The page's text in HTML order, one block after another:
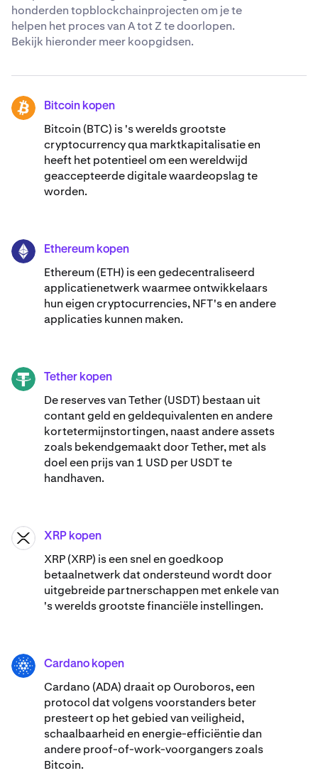
honderden topblockchainprojecten om je te
helpen het proces van A tot Z te doorlopen.
Bekijk hieronder meer koopgidsen.
BTC Bitcoin kopen
Bitcoin (BTC) is 's werelds grootste
cryptocurrency qua marktkapitalisatie en
heeft het potentieel om een wereldwijd
geaccepteerde digitale waardeopslag te
worden.
ETH Ethereum kopen
Ethereum (ETH) is een gedecentraliseerd
applicatienetwerk waarmee ontwikkelaars
hun eigen cryptocurrencies, NFT's en andere
applicaties kunnen maken.
USDT Tether kopen
De reserves van Tether (USDT) bestaan uit
contant geld en geldequivalenten en andere
kortetermijnstortingen, naast andere assets
zoals bekendgemaakt door Tether, met als
doel een prijs van 1 USD per USDT te
handhaven.
XRP XRP kopen
XRP (XRP) is een snel en goedkoop
betaalnetwerk dat ondersteund wordt door
uitgebreide partnerschappen met enkele van
's werelds grootste financiële instellingen.
ADA Cardano kopen
Cardano (ADA) ​​draait op Ouroboros, een
protocol dat volgens voorstanders beter
presteert op het gebied van veiligheid,
schaalbaarheid en energie-efficiëntie dan
andere proof-of-work-voorgangers zoals
Bitcoin.